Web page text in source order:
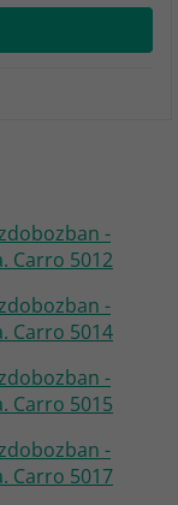
-
Carro 5012
-
Carro 5014
-
Carro 5015
-
Carro 5017